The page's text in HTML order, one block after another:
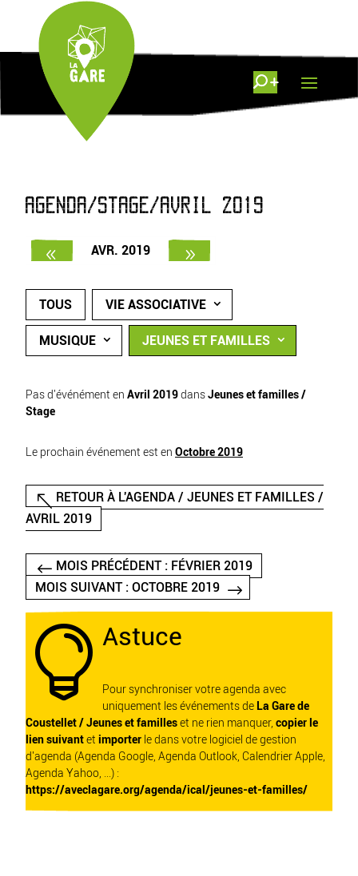
AGENDA/STAGE/AVRIL 2019
AVR. 2019
TOUS VIE ASSOCIATIVE
MUSIQUE JEUNES ET FAMILLES
Pas d'événément en Avril 2019dansJeunes et familles /
Stage
Le prochain événement est en Octobre 2019
RETOUR À L'AGENDA / JEUNES ET FAMILLES /
AVRIL 2019
MOIS PRÉCÉDENT : FÉVRIER 2019
MOIS SUIVANT : OCTOBRE 2019
 Astuce
Pour synchroniser votre agenda avec
uniquement les événements de La Gare de
Coustellet / Jeunes et familleset ne rien manquer, copier le
lien suivantet importer le dans votre logiciel de gestion
d'agenda (Agenda Google, Agenda Outlook, Calendrier Apple,
Agenda Yahoo, ...) :
https://aveclagare.org/agenda/ical/jeunes-et-familles/